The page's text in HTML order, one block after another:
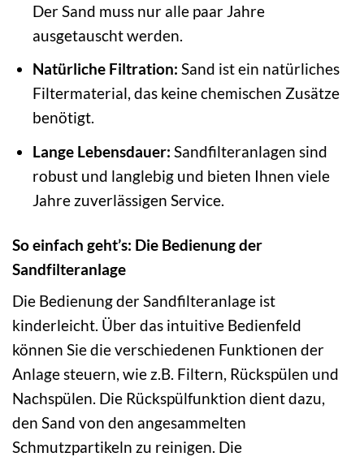
Der Sand muss nur alle paar Jahre
ausgetauscht werden.
Natürliche Filtration: Sand ist ein natürliches
Filtermaterial, das keine chemischen Zusätze
benötigt.
Lange Lebensdauer: Sandfilteranlagen sind
robust und langlebig und bieten Ihnen viele
Jahre zuverlässigen Service.
So einfach geht’s: Die Bedienung der
Sandfilteranlage
Die Bedienung der Sandfilteranlage ist
kinderleicht. Über das intuitive Bedienfeld
können Sie die verschiedenen Funktionen der
Anlage steuern, wie z.B. Filtern, Rückspülen und
Nachspülen. Die Rückspülfunktion dient dazu,
den Sand von den angesammelten
Schmutzpartikeln zu reinigen. Die